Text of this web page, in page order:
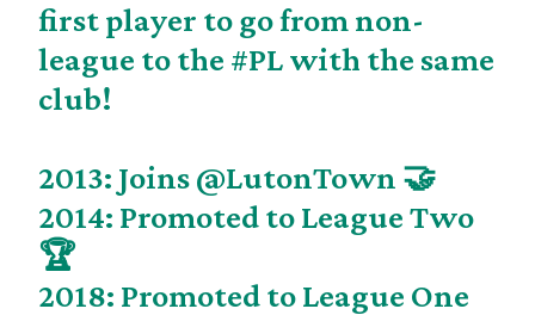
first player to go from non-
league to the #PLwith the same
club!
2013: Joins@LutonTown 🤝
2014: Promoted to League Two
🏆
2018: Promoted to League One